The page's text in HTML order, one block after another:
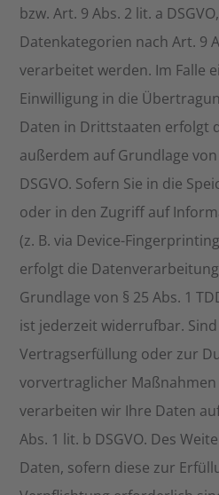
bzw. Art. 9 Abs. 2 lit. a
Datenkategorien nach Art. 9
verarbeitet werden. Im Falle
Einwilligung in die
Daten in Drittstaaten erfolgt
außerdem auf Grundlage von
DSGVO. Sofern Sie in die
oder in den Zugriff auf
(z. B. via Device-
erfolgt die
Grundlage von § 25 Abs. 1
ist jederzeit widerrufbar.
Vertragserfüllung oder zur
vorvertraglicher
verarbeiten wir Ihre Daten
Abs. 1 lit. b DSGVO. Des
Daten, sofern diese zur